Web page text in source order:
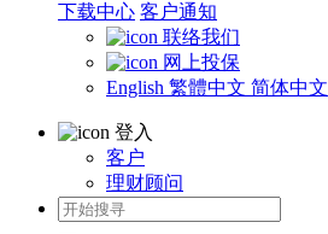
下载中心 客户通知
联络我们
网上投保
English 繁體中文 简体中文
登入
客户
理财顾问